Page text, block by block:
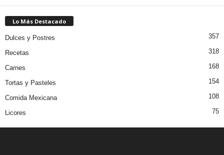
Lo Más Destacado
Dulces y Postres 357
Recetas 318
Carnes 168
Tortas y Pasteles 154
Comida Mexicana 108
Licores 75